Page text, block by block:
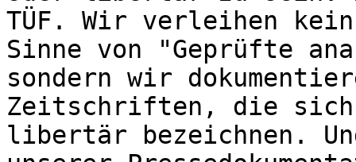
TÜF. Wir verleihen
Sinne von "Geprüfte
sondern wir
Zeitschriften, die
libertär bezeichnen.